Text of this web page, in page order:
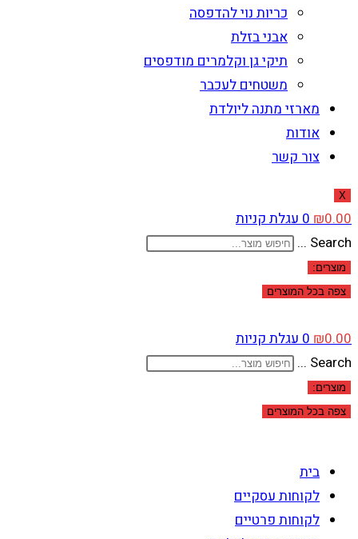
כריות נוי להדפסה
אבני בזלת
תיקי גן וקלמרים מודפסים
משטחים לעכבר
מארזי מתנה ליולדת
אודות
צור קשר
X
₪0.00
0עגלת קניות
Search ...
מוצרים:
צפה בכל המוצרים
₪0.00
0עגלת קניות
Search ...
מוצרים:
צפה בכל המוצרים
בית
לקוחות עסקיים
לקוחות פרטיים